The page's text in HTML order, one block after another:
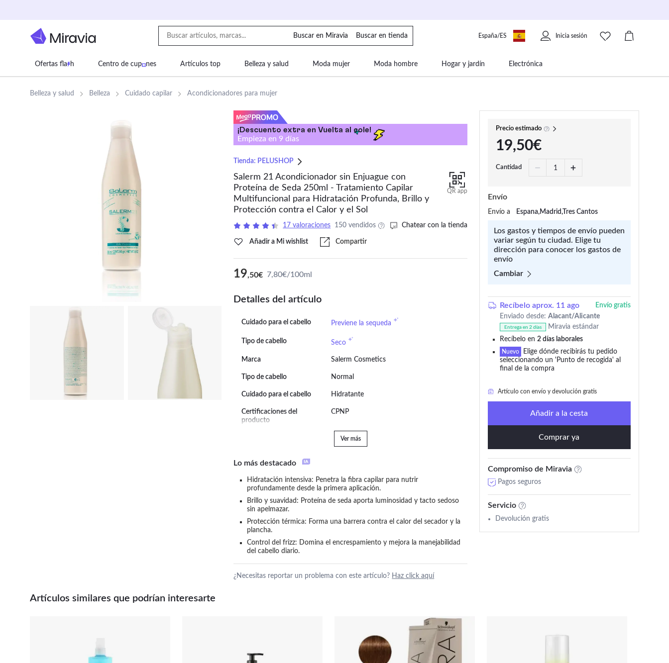
Buscar en Miravia Buscar en tienda España/ES Inicia sesión
Ofertas fla h Centro de cup nes Artículos top Belleza y salud Moda mujer Moda hombre Hogar y jardín Electrónica
Supermercado Juguetes Deportes Equipaje Mascotas
Belleza y salud Belleza Cuidado capilar Acondicionadores para mujer
¡Descuento extra en Vuelta al cole!
Empieza en 9 días
Tienda: PELUSHOP
Salerm 21 Acondicionador sin Enjuague con
Proteína de Seda 250ml - Tratamiento Capilar
Multifuncional para Hidratación Profunda, Brillo y
Protección contra el Calor y el Sol
QR app
17 valoraciones 150 vendidos Chatear con la tienda
Añadir a Mi wishlist Compartir
19,50€ 7,80€/100ml
Detalles del artículo
Cuidado para el cabello Previene la sequeda
Tipo de cabello Seco
Marca Salerm Cosmetics
Tipo de cabello Normal
Cuidado para el cabello Hidratante
Certificaciones del
producto
CPNP
Ver más
Lo más destacado
Hidratación intensiva: Penetra la fibra capilar para nutrir
profundamente desde la primera aplicación.
Brillo y suavidad: Proteína de seda aporta luminosidad y tacto sedoso
sin apelmazar.
Protección térmica: Forma una barrera contra el calor del secador y la
plancha.
Control del frizz: Domina el encrespamiento y mejora la manejabilidad
del cabello diario.
¿Necesitas reportar un problema con este artículo? Haz click aquí
Precio estimado
19,50€
Cantidad
Envío
Envío a Espana,Madrid,Tres Cantos
Los gastos y tiempos de envío pueden
variar según tu ciudad. Elige tu
dirección para conocer los gastos de
envío
Cambiar
Recíbelo aprox. 11 ago
Envío gratis
Enviado desde: Alacant/Alicante
Entrega en 2 días
Miravia estándar
Recíbelo en 2 días laborales
Nuevo
Elige dónde recibirás tu pedido
seleccionando un 'Punto de recogida' al
final de la compra
49 añadido en los últimos 30 días
98 lo añadieron a 'Mi wishlist'
Artículo con envío y devolución gratis
quedan 12en stock
Añadir a la cesta
Comprar ya
Compromiso de Miravia
Pagos seguros
Servicio
Devolución gratis
Artículos similares que podrían interesarte